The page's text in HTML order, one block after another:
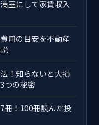
室にして家賃収入
用の目安を不動産
！知らないと大損
つの秘密
冊！100冊読んだ投